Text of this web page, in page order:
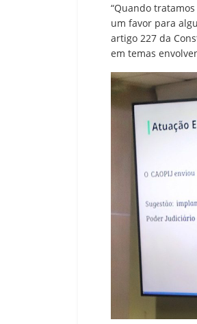
“Quando
um favor para
artigo 227 da
em temas